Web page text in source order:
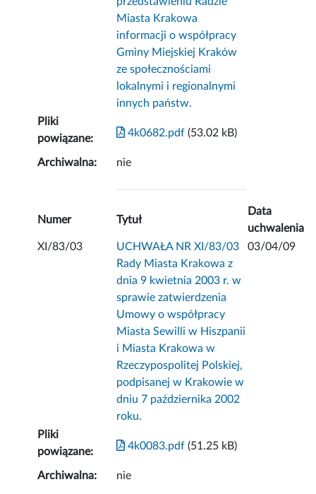
Miasta Krakowa
informacji o współpracy
Gminy Miejskiej Kraków
ze społecznościami
lokalnymi i regionalnymi
innych państw.
Pliki
powiązane:
4k0682.pdf (53.02 kB)
Archiwalna: nie
Numer Tytuł
Data
uchwalenia
XI/83/03
UCHWAŁA NR XI/83/03
Rady Miasta Krakowa z
dnia 9 kwietnia 2003 r. w
sprawie zatwierdzenia
Umowy o współpracy
Miasta Sewilli w Hiszpanii
i Miasta Krakowa w
Rzeczypospolitej Polskiej,
podpisanej w Krakowie w
dniu 7 października 2002
roku.
03/04/09
Pliki
powiązane:
4k0083.pdf (51.25 kB)
Archiwalna: nie